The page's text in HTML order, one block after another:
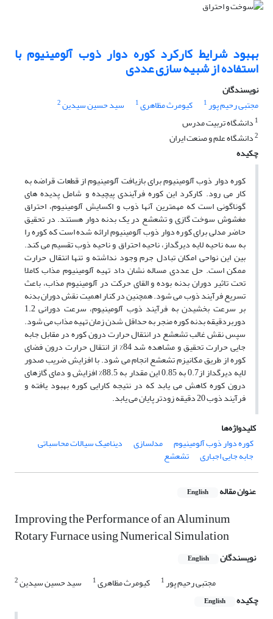
بهبود شرایط کارکرد کوره دوار ذوب آلومینیوم با
استفاده از شبیه‏ سازی عددی
نویسندگان
مجتبی رحیم‏ پور1 کیومرث مظاهری1 سید حسین سیدین2
1 دانشگاه تربیت مدرس
2دانشگاه علم و صنعت ایران
چکیده
کوره دوار ذوب آلومینیوم برای بازیافت آلومینیوم از قطعات قراضه به‏
کار می‏ رود. کارکرد این کوره فرآیندی پیچیده و شامل پدیده ‏های
گوناگونی است که مهمترین آنها ذوب و اکسایش آلومینیوم، احتراق
مغشوش سوخت گازی و تشعشع در یک بدنه دوار هستند. در تحقیق
حاضر مدلی برای کوره دوار ذوب آلومینیوم ارائه شده است که کوره را
به سه ناحیه لایه دیرگداز، ناحیه احتراق و ناحیه ذوب تقسیم می‏ کند.
بین این نواحی امکان تبادل جرم وجود نداشته و تنها انتقال حرارت
ممکن است. حل عددی مساله نشان داد تهیه آلومینیوم مذاب کاملا
تحت تاثیر دوران بدنه بوده و القای حرکت در آلومینیوم مذاب، باعث
تسریع فرآیند ذوب می‏ شود. همچنین در کنار اهمیت نقش دوران بدنه
بر سرعت بخشیدن به فرآیند ذوب آلومینیوم، سرعت دورانی 1.2
دوربردقیقه بدنه کوره منجر به حداقل شدن زمان تهیه مذاب می ‏شود.
سپس نقش غالب تشعشع در انتقال حرارت درون کوره در مقابل جابه
جایی حرارت تحقیق و مشاهده شد 84% از انتقال حرارت درون فضای
کوره از طریق مکانیزم تشعشع انجام می‏ شود. با افزایش ضریب صدور
لایه دیرگداز از0.7 به 0.85 این مقدار به 88.5% افزایش و دمای گازهای
درون کوره کاهش می‏ یابد که در نتیجه کارایی کوره بهبود یافته و
فرآیند ذوب 20 دقیقه زودتر پایان می‏ یابد.
کلیدواژه‌ها
کوره دوار ذوب آلومینیوم
مدل‎سازی دینامیک سیالات محاسباتی
جابه­ جایی اجباری تشعشع
عنوان مقاله English
Improving the Performance of an Aluminum
Rotary Furnace using Numerical Simulation
نویسندگان English
مجتبی رحیم‏ پور1 کیومرث مظاهری1 سید حسین سیدین2
چکیده English